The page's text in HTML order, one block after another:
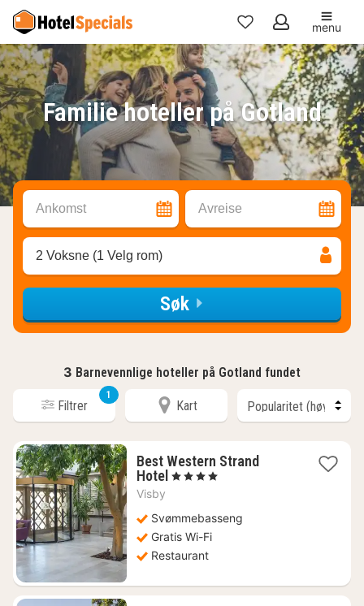
Mine
favoritter
menu
Familie hoteller på Gotland
Ankomst Avreise
2 Voksne (1 Velg rom)
Søk
3 Barnevennlige hoteller på Gotland fundet
Filtrer
1
Kart
Best Western Strand
Hotel 1
928
kr.
, 4 Stjerner
Visby
Svømmebasseng
Gratis Wi-Fi
Restaurant